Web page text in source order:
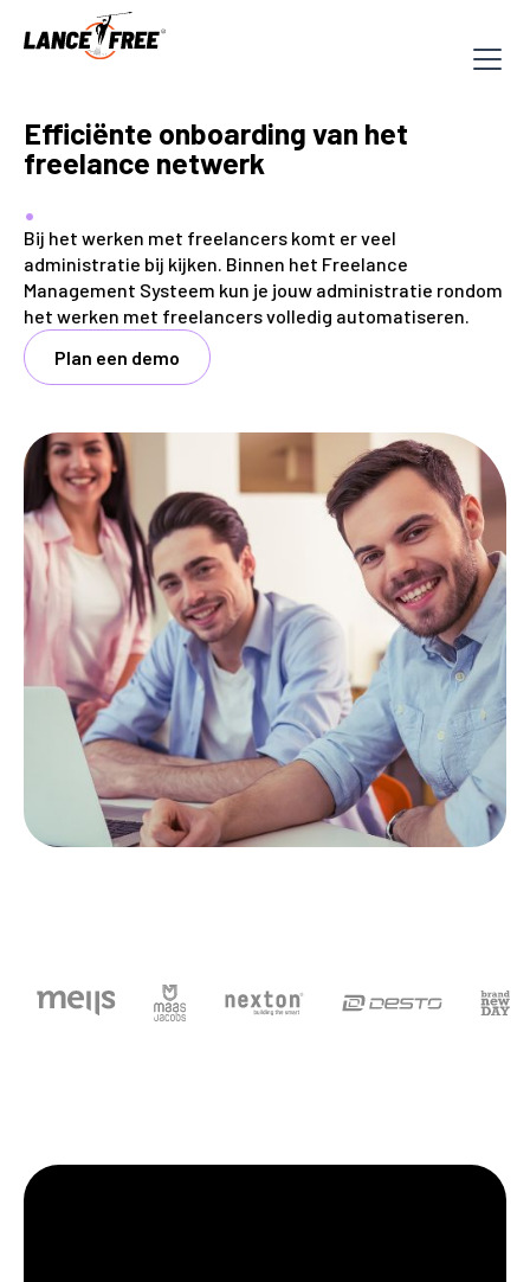
Efficiënte onboarding van het
freelance netwerk
.
Bij het werken met freelancers komt er veel
administratie bij kijken. Binnen het Freelance
Management Systeem kun je jouw administratie rondom
het werken met freelancers volledig automatiseren.
Plan een demo